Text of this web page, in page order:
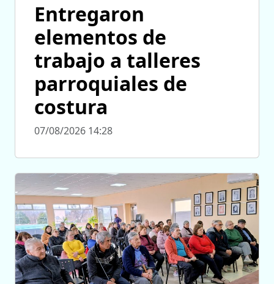
Entregaron
elementos de
trabajo a talleres
parroquiales de
costura
07/08/2026 14:28